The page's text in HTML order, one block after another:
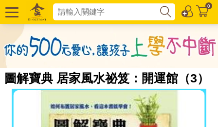
0
圖解寶典 居家風水祕笈：開運館（3）